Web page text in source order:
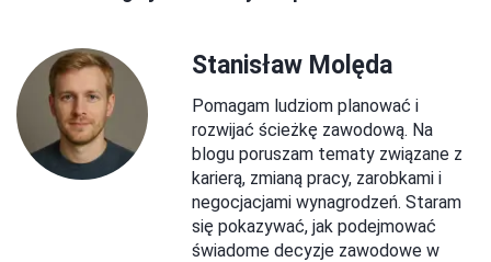
Stanisław Molęda
Pomagam ludziom planować i
rozwijać ścieżkę zawodową. Na
blogu poruszam tematy związane z
karierą, zmianą pracy, zarobkami i
negocjacjami wynagrodzeń. Staram
się pokazywać, jak podejmować
świadome decyzje zawodowe w